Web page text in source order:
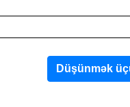
Düşünmək